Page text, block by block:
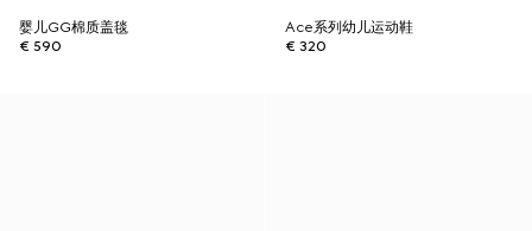
婴儿GG棉质盖毯
€ 590
Ace系列幼儿运动鞋
€ 320